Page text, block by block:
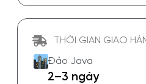
THỜI GIAN GIAO
Đảo Java
2–3 ngày